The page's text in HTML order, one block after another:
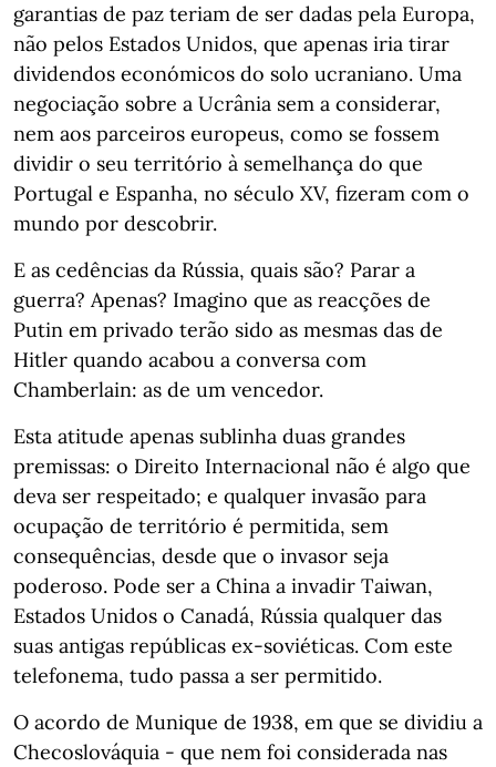
garantias de paz teriam de ser dadas pela Europa,
não pelos Estados Unidos, que apenas iria tirar
dividendos económicos do solo ucraniano. Uma
negociação sobre a Ucrânia sem a considerar,
nem aos parceiros europeus, como se fossem
dividir o seu território à semelhança do que
Portugal e Espanha, no século XV, fizeram com o
mundo por descobrir.
E as cedências da Rússia, quais são? Parar a
guerra? Apenas? Imagino que as reacções de
Putin em privado terão sido as mesmas das de
Hitler quando acabou a conversa com
Chamberlain: as de um vencedor.
Esta atitude apenas sublinha duas grandes
premissas: o Direito Internacional não é algo que
deva ser respeitado; e qualquer invasão para
ocupação de território é permitida, sem
consequências, desde que o invasor seja
poderoso. Pode ser a China a invadir Taiwan,
Estados Unidos o Canadá, Rússia qualquer das
suas antigas repúblicas ex-soviéticas. Com este
telefonema, tudo passa a ser permitido.
O acordo de Munique de 1938, em que se dividiu a
Checoslováquia - que nem foi considerada nas